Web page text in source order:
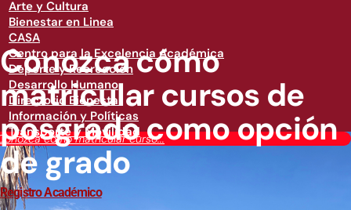
Arte y Cultura
Bienestar en Linea
CASA
Centro para la Excelencia Académica
Deporte y Recreación
Desarrollo Humano
Directorio Bienestar
Información y Políticas
Transporte y Movilidad
cómo matricular curso...
Conozca cómo
matricular cursos de
posgrado como opción
de grado
Registro Académico